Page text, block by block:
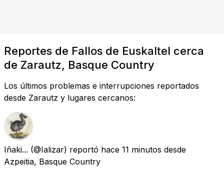
Reportes de Fallos de Euskaltel cerca
de Zarautz, Basque Country
Los últimos problemas e interrupciones reportados
desde Zarautz y lugares cercanos:
Iñaki... (@Ializar) reportó hace 11 minutos desde
Azpeitia, Basque Country